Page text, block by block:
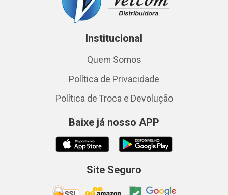
Institucional
Quem Somos
Política de Privacidade
Política de Troca e Devolução
Baixe já nosso APP
Site Seguro